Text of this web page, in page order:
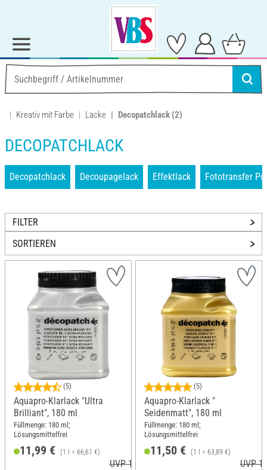
Kreativ mit Farbe Lacke Decopatchlack (2)
DECOPATCHLACK
Decopatchlack Decoupagelack Effektlack Fototransfer
FILTER
SORTIEREN
(5)
Aquapro-Klarlack "Ultra
Brilliant", 180 ml
Füllmenge: 180 ml;
Lösungsmittelfrei
11,99 € (1 l = 66,61 €)
UVP 12,40 €
(5)
Aquapro-Klarlack "
Seidenmatt", 180 ml
Füllmenge: 180 ml;
Lösungsmittelfrei
11,50 € (1 l = 63,89 €)
UVP